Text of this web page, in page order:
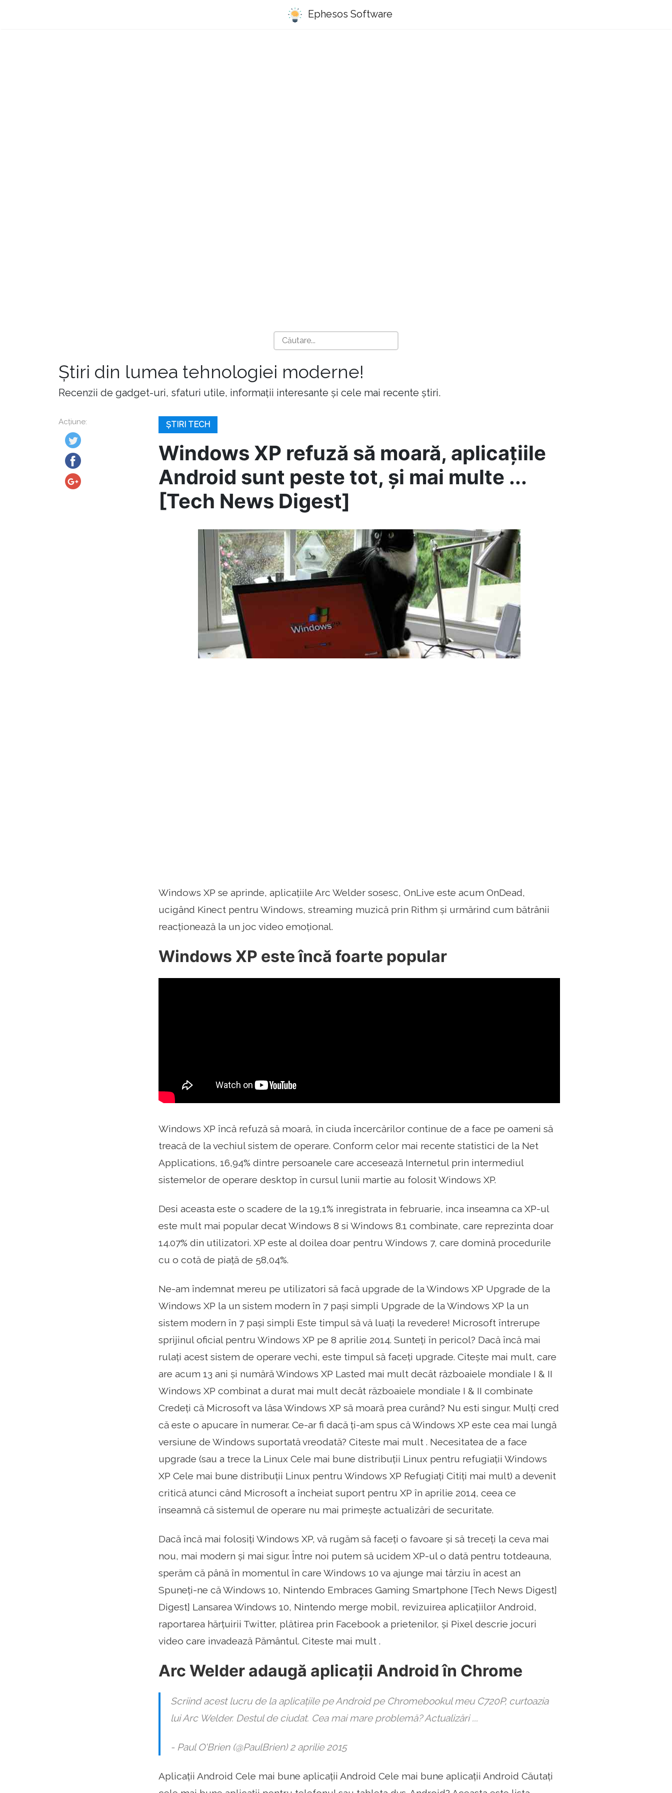
Ephesos Software
Știri din lumea tehnologiei moderne!
Recenzii de gadget-uri, sfaturi utile, informații interesante și cele mai recente știri.
Acțiune: ȘTIRI TECH
Windows XP refuză să moară, aplicațiile
Android sunt peste tot, și mai multe ...
[Tech News Digest]
Windows XP se aprinde, aplicațiile Arc Welder sosesc, OnLive este acum OnDead,
ucigând Kinect pentru Windows, streaming muzică prin Rithm și urmărind cum bătrânii
reacționează la un joc video emoțional.
Windows XP este încă foarte popular
Windows XP încă refuză să moară, în ciuda încercărilor continue de a face pe oameni să
treacă de la vechiul sistem de operare. Conform celor mai recente statistici de la Net
Applications, 16,94% dintre persoanele care accesează Internetul prin intermediul
sistemelor de operare desktop în cursul lunii martie au folosit Windows XP.
Desi aceasta este o scadere de la 19,1% inregistrata in februarie, inca inseamna ca XP-ul
este mult mai popular decat Windows 8 si Windows 8.1 combinate, care reprezinta doar
14.07% din utilizatori. XP este al doilea doar pentru Windows 7, care domină procedurile
cu o cotă de piață de 58,04%.
Ne-am îndemnat mereu pe utilizatori să facă upgrade de la Windows XP Upgrade de la
Windows XP la un sistem modern în 7 pași simpli Upgrade de la Windows XP la un
sistem modern în 7 pași simpli Este timpul să vă luați la revedere! Microsoft întrerupe
sprijinul oficial pentru Windows XP pe 8 aprilie 2014. Sunteți în pericol? Dacă încă mai
rulați acest sistem de operare vechi, este timpul să faceți upgrade. Citește mai mult, care
are acum 13 ani și numără Windows XP Lasted mai mult decât războaiele mondiale I & II
Windows XP combinat a durat mai mult decât războaiele mondiale I & II combinate
Credeți că Microsoft va lăsa Windows XP să moară prea curând? Nu esti singur. Mulți cred
că este o apucare în numerar. Ce-ar fi dacă ți-am spus că Windows XP este cea mai lungă
versiune de Windows suportată vreodată? Citeste mai mult . Necesitatea de a face
upgrade (sau a trece la Linux Cele mai bune distribuții Linux pentru refugiații Windows
XP Cele mai bune distribuții Linux pentru Windows XP Refugiați Citiți mai mult) a devenit
critică atunci când Microsoft a încheiat suport pentru XP în aprilie 2014, ceea ce
înseamnă că sistemul de operare nu mai primește actualizări de securitate.
Dacă încă mai folosiți Windows XP, vă rugăm să faceți o favoare și să treceți la ceva mai
nou, mai modern și mai sigur. Între noi putem să ucidem XP-ul o dată pentru totdeauna,
sperăm că până în momentul în care Windows 10 va ajunge mai târziu în acest an
Spuneți-ne că Windows 10, Nintendo Embraces Gaming Smartphone [Tech News Digest]
Digest] Lansarea Windows 10, Nintendo merge mobil, revizuirea aplicațiilor Android,
raportarea hărțuirii Twitter, plătirea prin Facebook a prietenilor, și Pixel descrie jocuri
video care invadează Pământul. Citeste mai mult .
Arc Welder adaugă aplicații Android în Chrome
Scriind acest lucru de la aplicațiile pe Android pe Chromebookul meu C720P, curtoazia
lui Arc Welder. Destul de ciudat. Cea mai mare problemă? Actualizări ...
- Paul O'Brien (@PaulBrien) 2 aprilie 2015
Aplicații Android Cele mai bune aplicații Android Cele mai bune aplicații Android Căutați